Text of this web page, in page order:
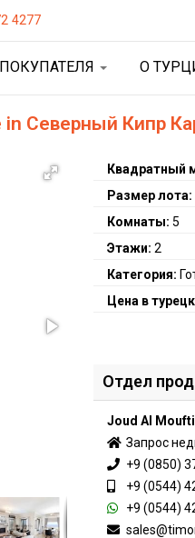
4277
О
Северный Кипр
Квадратный
Размер лота:
Комнаты:5
Этажи:2
Категория:
Цена в
Отдел
Joud Al Moufti
Запрос
+9 (0850)
+9 (0544)
+9 (0544)